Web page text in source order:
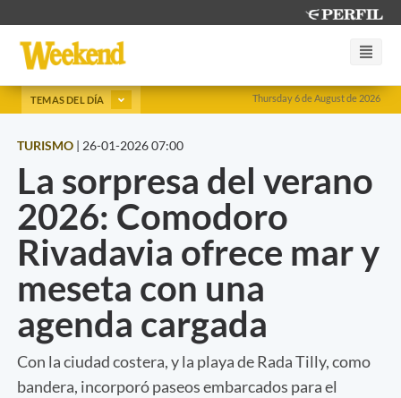
Thursday 6 de August de 2026
TEMAS DEL DÍA
TURISMO | 26-01-2026 07:00
La sorpresa del verano
2026: Comodoro
Rivadavia ofrece mar y
meseta con una
agenda cargada
Con la ciudad costera, y la playa de Rada Tilly, como
bandera, incorporó paseos embarcados para el